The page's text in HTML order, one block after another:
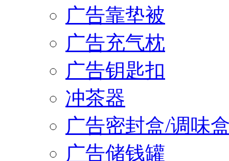
广告靠垫被
广告充气枕
广告钥匙扣
冲茶器
广告密封盒/调味
广告储钱罐